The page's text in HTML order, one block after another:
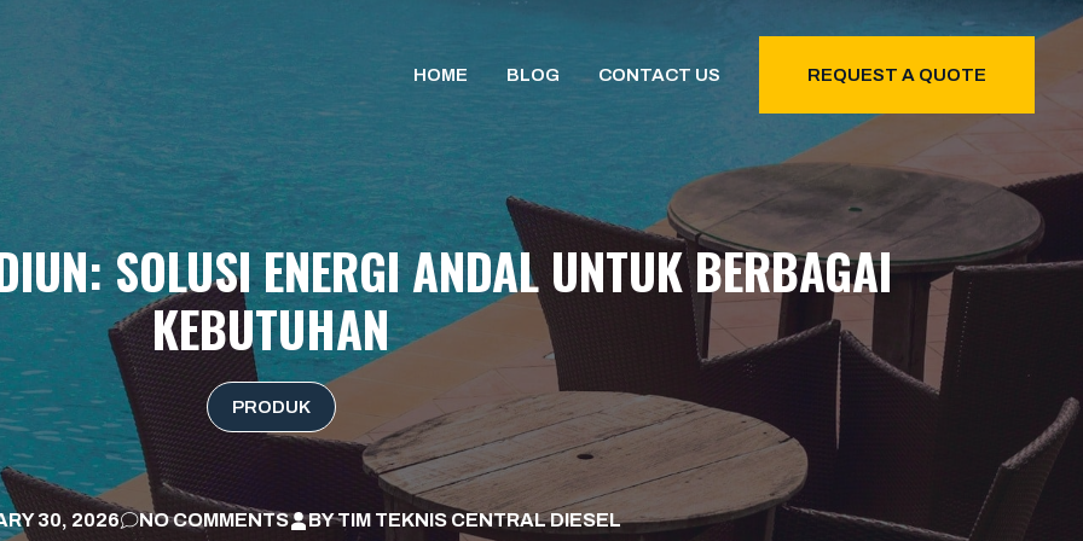
HOME BLOG CONTACT US REQUEST A QUOTE
SOLUSI ENERGI ANDAL UNTUK BERBAGAI
KEBUTUHAN
PRODUK
30, 2026 NO COMMENTS BYTIM TEKNIS CENTRAL DIESEL